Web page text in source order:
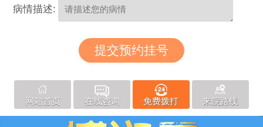
病情描述:
网站首页 在线咨询 免费拨打 来院路线